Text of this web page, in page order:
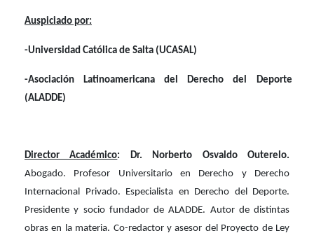
Auspiciado por:
-Universidad Católica de Salta (UCASAL)
-Asociación Latinoamericana del Derecho del Deporte
(ALADDE)
Director Académico: Dr. Norberto Osvaldo Outerelo.
Abogado. Profesor Universitario en Derecho y Derecho
Internacional Privado. Especialista en Derecho del Deporte.
Presidente y socio fundador de ALADDE. Autor de distintas
obras en la materia. Co-redactor y asesor del Proyecto de Ley